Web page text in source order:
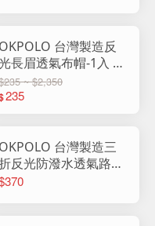
OKPOLO 台灣製造反
長眉透氣布帽-1入 長
帽 帽子 鴨舌帽 棒球
休閒帽 反光帽 防曬
~ $2,350
235
OKPOLO 台灣製造三
反光防潑水透氣路跑
-1入 可折疊 帽子 鴨